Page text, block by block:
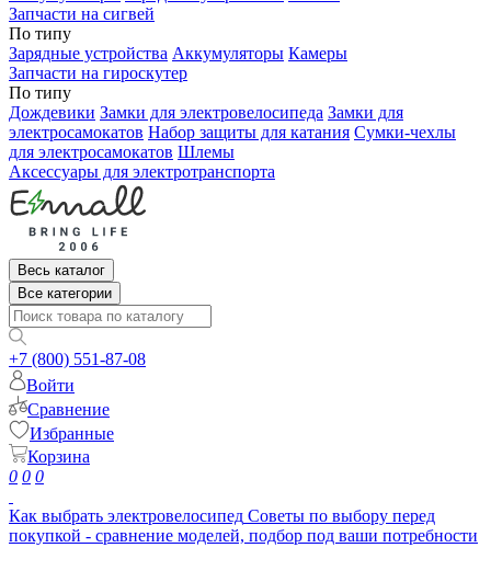
Запчасти на сигвей
По типу
Зарядные устройства Аккумуляторы Камеры
Запчасти на гироскутер
По типу
Дождевики Замки для электровелосипеда Замки для
электросамокатов Набор защиты для катания Сумки-чехлы
для электросамокатов Шлемы
Аксессуары для электротранспорта
Весь каталог
Все категории
+7 (800) 551-87-08
Войти
Сравнение
Избранные
Корзина
0 0 0
Как выбрать электровелосипед Советы по выбору перед
покупкой - сравнение моделей, подбор под ваши потребности